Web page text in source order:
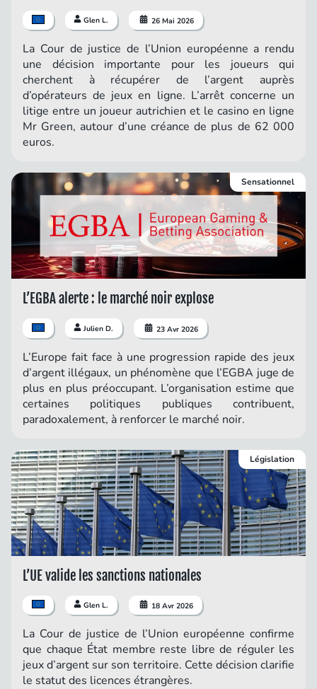
Glen L. 26 Mai 2026
La Cour de justice de l’Union européenne a rendu
une décision importante pour les joueurs qui
cherchent à récupérer de l’argent auprès
d’opérateurs de jeux en ligne. L’arrêt concerne un
litige entre un joueur autrichien et le casino en ligne
Mr Green, autour d’une créance de plus de 62 000
euros.
L’EGBA alerte : le marché noir explose
Julien D. 23 Avr 2026
L’Europe fait face à une progression rapide des jeux
d’argent illégaux, un phénomène que l’EGBA juge de
plus en plus préoccupant. L’organisation estime que
certaines politiques publiques contribuent,
paradoxalement, à renforcer le marché noir.
Sensationnel
L’UE valide les sanctions nationales
Glen L. 18 Avr 2026
La Cour de justice de l’Union européenne confirme
que chaque État membre reste libre de réguler les
jeux d’argent sur son territoire. Cette décision clarifie
le statut des licences étrangères.
Législation